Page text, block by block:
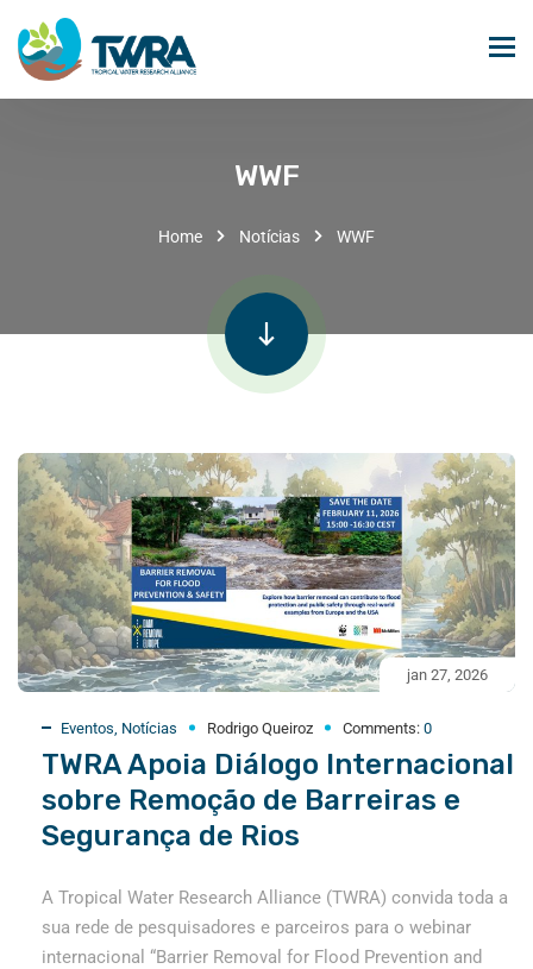
WWF
Home Notícias WWF
jan 27, 2026
Eventos Notícias Rodrigo Queiroz Comments: 0
TWRA Apoia Diálogo Internacional
sobre Remoção de Barreiras e
Segurança de Rios
A Tropical Water Research Alliance (TWRA) convida toda a
sua rede de pesquisadores e parceiros para o webinar
internacional “Barrier Removal for Flood Prevention and